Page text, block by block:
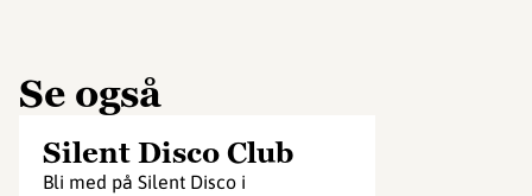
Se også
Silent Disco Club
Bli med på Silent Disco i